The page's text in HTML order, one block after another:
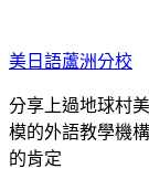
至
主
要
內
容
美日語蘆洲分校
分享上過地球村
模的外語教學機
的肯定